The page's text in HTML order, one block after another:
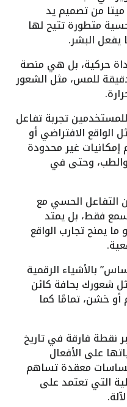
ميتا من تصميم يد
متطورة تتيح لها
يفعل البشر.
حركية، بل هي منصة
للمس، مثل الشعور
تجربة تفاعل
الواقع الافتراضي أو
إمكانيات غير محدودة
والطب، وحتى في
التفاعل الحسي مع
فقط، بل يمتد
يمنح تجارب الواقع
بالأشياء الرقمية
شعورك بحافة كائن
خشن، تمامًا كما
نقطة فارقة في تاريخ
على الأفعال
معقدة تساهم
التي تعتمد على